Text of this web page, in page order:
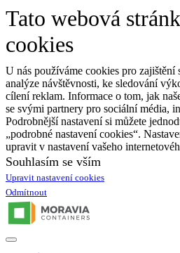
Tato webová
cookies
U nás používáme cookies pro
analýze návštěvnosti, ke sledování
cílení reklam. Informace o tom, jak
se svými partnery pro sociální média,
Podrobnější nastavení si můžete
„podrobné nastavení cookies“.
upravit v nastavení vašeho
Souhlasím se vším
Upravit nastavení cookies
Odmítnout